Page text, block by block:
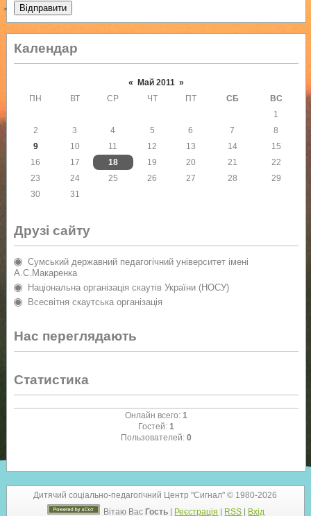
Відправити
Календар
« Май 2011 »
ПН
ВТ СР ЧТ ПТ СБ
ВС
1
2
3 4 5 6 7
8
9
10 11 12 13 14
15
16
17 18 19 20 21
22
23
24 25 26 27 28
29
30
31
Друзі сайту
Сумський державний педагогічний університет імені
А.С.Макаренка
Національна організація скаутів України (НОСУ)
Всесвітня скаутська організація
Нас переглядають
Статистика
Онлайн всего: 1
Гостей: 1
Пользователей: 0
Дитячий соціально-педагогічний Центр "Сигнал" © 1980-2026
Вітаю Вас Гость | Реєстрація | RSS | Вхід